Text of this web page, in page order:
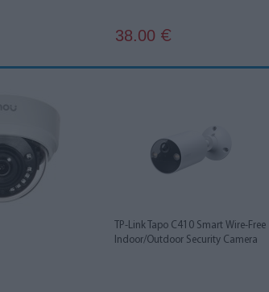
38.00 €
TP-Link Tapo C410 Smart Wire-Free
Indoor/Outdoor Security Camera